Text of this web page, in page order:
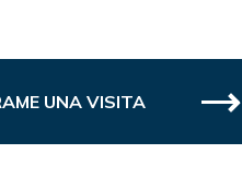
UNA VISITA